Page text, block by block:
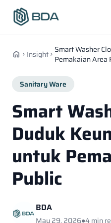
home chevron_right Insight chevron_right Smart Washer
Pemakaian Area
Sanitary Ware
Smart
Duduk
untuk
Public
BDA
May 29, 2026●4 min